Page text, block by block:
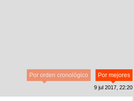
Por mejores
Por orden cronológico
9 jul 2017, 22:20